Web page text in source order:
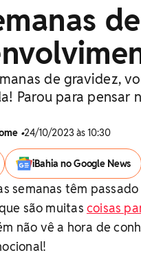
de gravidez,
Parou para pensar
•24/10/2023 às 10:30
iBahia no Google News
semanas têm
são muitas coisas
não vê a hora de